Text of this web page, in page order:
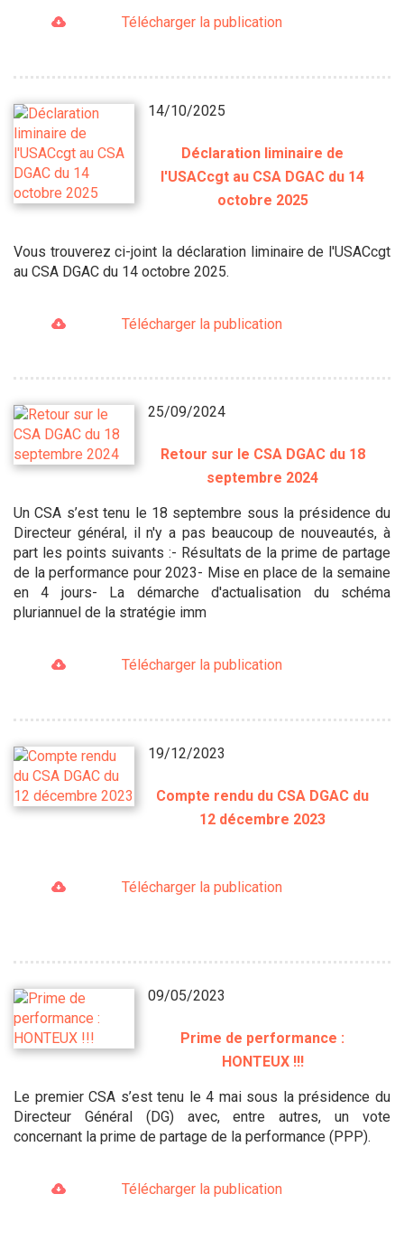
Télécharger la publication
14/10/2025
Déclaration liminaire de
l'USACcgt au CSA DGAC du 14
octobre 2025
Vous trouverez ci-joint la déclaration liminaire de l'USACcgt
au CSA DGAC du 14 octobre 2025.
Télécharger la publication
25/09/2024
Retour sur le CSA DGAC du 18
septembre 2024
Un CSA s’est tenu le 18 septembre sous la présidence du
Directeur général, il n'y a pas beaucoup de nouveautés, à
part les points suivants :- Résultats de la prime de partage
de la performance pour 2023- Mise en place de la semaine
en 4 jours- La démarche d'actualisation du schéma
pluriannuel de la stratégie imm
Télécharger la publication
19/12/2023
Compte rendu du CSA DGAC du
12 décembre 2023
Télécharger la publication
09/05/2023
Prime de performance :
HONTEUX !!!
Le premier CSA s’est tenu le 4 mai sous la présidence du
Directeur Général (DG) avec, entre autres, un vote
concernant la prime de partage de la performance (PPP).
Télécharger la publication